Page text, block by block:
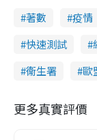
著數 疫情
快速測試
衞生署
歐
更多真實評價